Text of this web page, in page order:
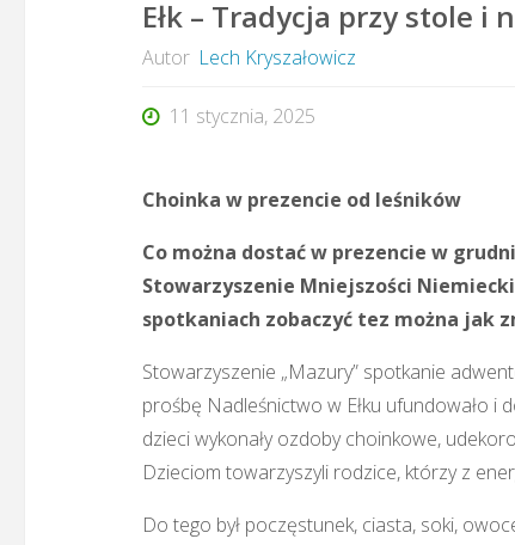
Ełk – Tradycja przy stole i
Autor Lech Kryszałowicz
11 stycznia, 2025
Choinka w prezencie od leśników
Co można dostać w prezencie w
Stowarzyszenie Mniejszości
spotkaniach zobaczyć tez można jak
Stowarzyszenie „Mazury” spotkanie
prośbę Nadleśnictwo w Ełku ufundowało i
dzieci wykonały ozdoby choinkowe,
Dzieciom towarzyszyli rodzice, którzy z
Do tego był poczęstunek, ciasta, soki,